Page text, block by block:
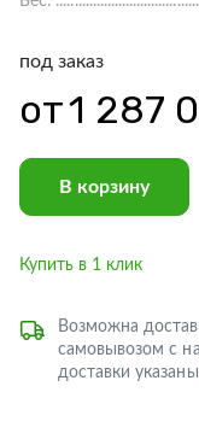
под заказ
от1 287
В корзину
Купить в 1 клик
Возможна
самовывозом с
доставки указаны